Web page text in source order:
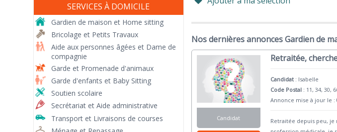
Nos dernières annonces Gardien de
Candidat
Retraitée,
Candidat : Isabelle
Code Postal : 11, 34, 30,
Annonce mise à jour le :
Retraitée depuis peu, je
SERVICES À DOMICILE
Gardien de maison et Home sitting
Bricolage et Petits Travaux
Aide aux personnes âgées et Dame de
compagnie
Garde et Promenade d'animaux
Garde d'enfants et Baby Sitting
Soutien scolaire
Secrétariat et Aide administrative
Transport et Livraisons de courses